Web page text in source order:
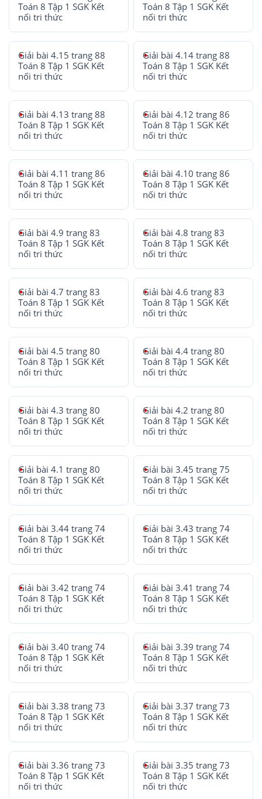
Toán 8 Tập 1 SGK Kết
nối tri thức
Toán 8 Tập 1 SGK Kết
nối tri thức
Giải bài 4.15 trang 88
Toán 8 Tập 1 SGK Kết
nối tri thức
Giải bài 4.14 trang 88
Toán 8 Tập 1 SGK Kết
nối tri thức
Giải bài 4.13 trang 88
Toán 8 Tập 1 SGK Kết
nối tri thức
Giải bài 4.12 trang 86
Toán 8 Tập 1 SGK Kết
nối tri thức
Giải bài 4.11 trang 86
Toán 8 Tập 1 SGK Kết
nối tri thức
Giải bài 4.10 trang 86
Toán 8 Tập 1 SGK Kết
nối tri thức
Giải bài 4.9 trang 83
Toán 8 Tập 1 SGK Kết
nối tri thức
Giải bài 4.8 trang 83
Toán 8 Tập 1 SGK Kết
nối tri thức
Giải bài 4.7 trang 83
Toán 8 Tập 1 SGK Kết
nối tri thức
Giải bài 4.6 trang 83
Toán 8 Tập 1 SGK Kết
nối tri thức
Giải bài 4.5 trang 80
Toán 8 Tập 1 SGK Kết
nối tri thức
Giải bài 4.4 trang 80
Toán 8 Tập 1 SGK Kết
nối tri thức
Giải bài 4.3 trang 80
Toán 8 Tập 1 SGK Kết
nối tri thức
Giải bài 4.2 trang 80
Toán 8 Tập 1 SGK Kết
nối tri thức
Giải bài 4.1 trang 80
Toán 8 Tập 1 SGK Kết
nối tri thức
Giải bài 3.45 trang 75
Toán 8 Tập 1 SGK Kết
nối tri thức
Giải bài 3.44 trang 74
Toán 8 Tập 1 SGK Kết
nối tri thức
Giải bài 3.43 trang 74
Toán 8 Tập 1 SGK Kết
nối tri thức
Giải bài 3.42 trang 74
Toán 8 Tập 1 SGK Kết
nối tri thức
Giải bài 3.41 trang 74
Toán 8 Tập 1 SGK Kết
nối tri thức
Giải bài 3.40 trang 74
Toán 8 Tập 1 SGK Kết
nối tri thức
Giải bài 3.39 trang 74
Toán 8 Tập 1 SGK Kết
nối tri thức
Giải bài 3.38 trang 73
Toán 8 Tập 1 SGK Kết
nối tri thức
Giải bài 3.37 trang 73
Toán 8 Tập 1 SGK Kết
nối tri thức
Giải bài 3.36 trang 73
Toán 8 Tập 1 SGK Kết
nối tri thức
Giải bài 3.35 trang 73
Toán 8 Tập 1 SGK Kết
nối tri thức